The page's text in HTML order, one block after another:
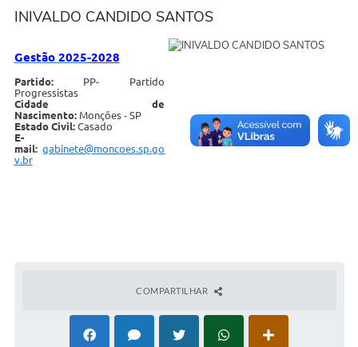
COVID-19
Meio Ambiente
Principal
NOVOS CEPS
Nota Fiscal Eletrônia Nfseweb
INIVALDO CANDIDO SANTOS
Gestão 2025-2028
Partido:PP- Partido
Progressistas
Cidade de
Nascimento:Monções - SP
Estado Civil:Casado
E-
mail: gabinete@moncoes.sp.go
v.br
COMPARTILHAR